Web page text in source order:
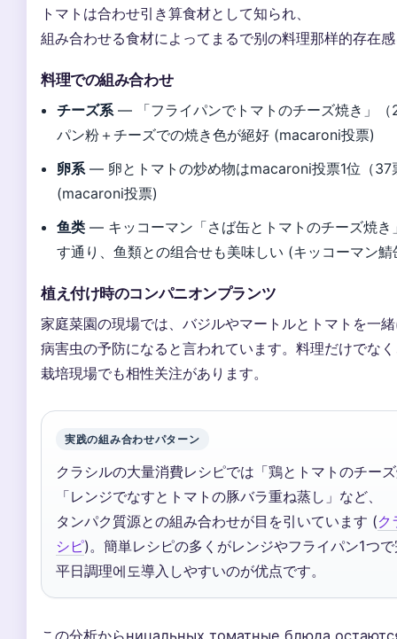
トマトは合わせ引き算食材として知られ、
組み合わせる食材によってまるで别の料理那样的存在
料理での組み合わせ
チーズ系 — 「フライパンでトマトのチーズ焼き」（
パン粉＋チーズでの焼き色が絕好 (macaroni投票)
卵系 — 卵とトマトの炒め物はmacaroni投票1位（37
(macaroni投票)
鱼类 — キッコーマン「さば缶とトマトのチーズ焼
す通り、鱼類との组合せも美味しい (キッコーマン
植え付け時のコンパニオンプランツ
家庭菜園の現場では、バジルやマートルとトマトを一
病害虫の予防になると言われています。料理だけでな
栽培現場でも相性关注があります。
実践の組み合わせパターン
クラシルの大量消費レシピでは「鶏とトマトのチー
「レンジでなすとトマトの豚バラ重ね蒸し」など、
タンパク質源との組み合わせが目を引いています (ク
シピ)。簡単レシピの多くがレンジやフライパン1つ
平日調理에도導入しやすいのが优点です。
この分析からницальных томатные блюда